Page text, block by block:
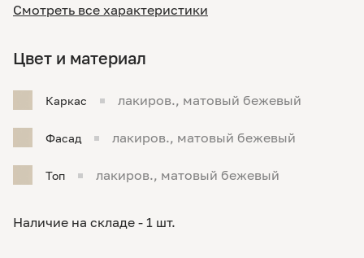
Смотреть все характеристики
Цвет и материал
Каркас лакиров., матовый бежевый
Фасад лакиров., матовый бежевый
Топ лакиров., матовый бежевый
Наличие на складе - 1 шт.